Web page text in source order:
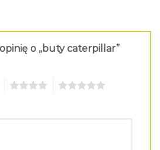
o „buty caterpillar”